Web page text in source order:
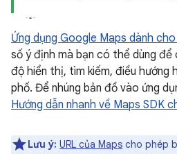
Ứng dụng Google Maps dành
số ý định mà bạn có thể dùng
độ hiển thị, tìm kiếm, điều hướng
phố. Để nhúng bản đồ vào ứng
Hướng dẫn nhanh về Maps SDK
Lưu ý: URL của Maps cho phép